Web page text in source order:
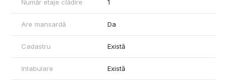
Număr etaje clădire 1
Are mansardă Da
Cadastru Există
Intabulare Există